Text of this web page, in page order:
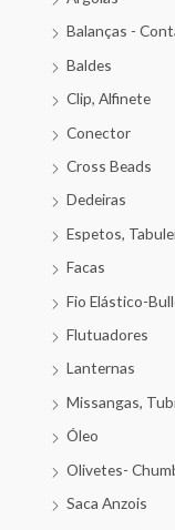
Balanças -
Baldes
Clip, Alfinete
Conector
Cross Beads
Dedeiras
Espetos,
Facas
Fio Elástico-
Flutuadores
Lanternas
Missangas,
Óleo
Olivetes-
Saca Anzois